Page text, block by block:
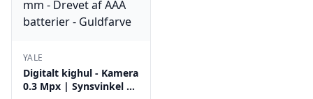
YALE
Digitalt kighul - Kamera
0.3 Mpx | Synsvinkel …